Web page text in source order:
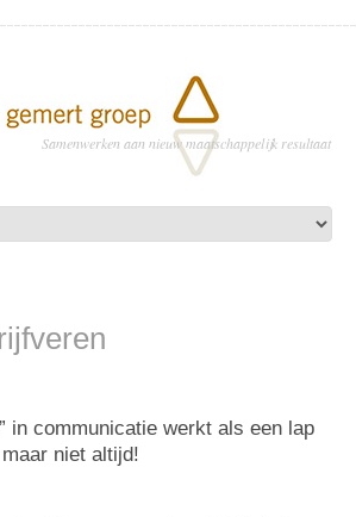
Samenwerken aan nieuw maatschappelijk resultaat
in communicatie werkt als een lap
niet altijd!